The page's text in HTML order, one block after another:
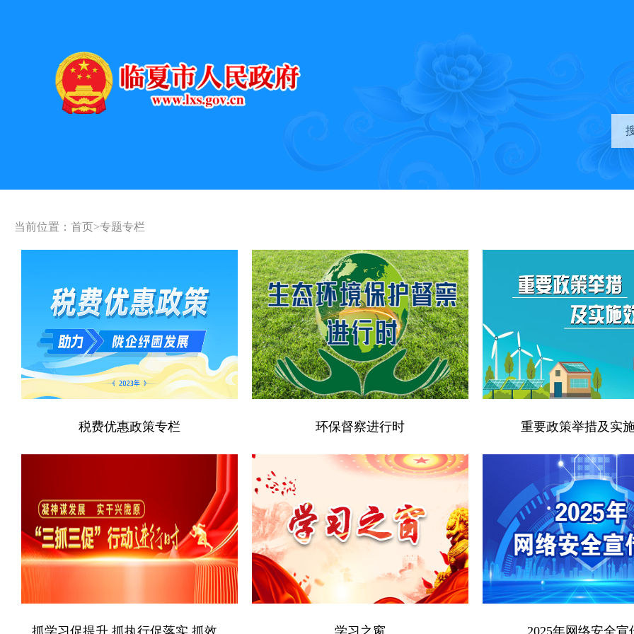
当前位置： 首页>专题专栏
税费优惠政策专栏 环保督察进行时 重要政策举措及实
抓学习促提升 抓执行促落实 抓效... 学习之窗 2025年网络安全宣